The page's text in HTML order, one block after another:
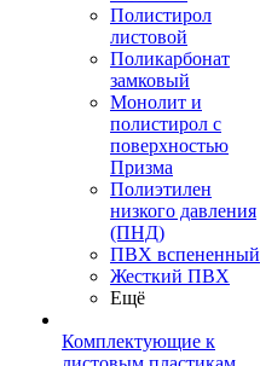
Полистирол
листовой
Поликарбонат
замковый
Монолит и
полистирол с
поверхностью
Призма
Полиэтилен
низкого давления
(ПНД)
ПВХ вспененный
Жесткий ПВХ
Ещё
Комплектующие к